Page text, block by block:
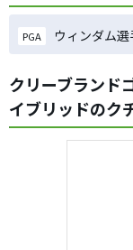
PGA ウィンダム
クリーブランド
イブリッドのク